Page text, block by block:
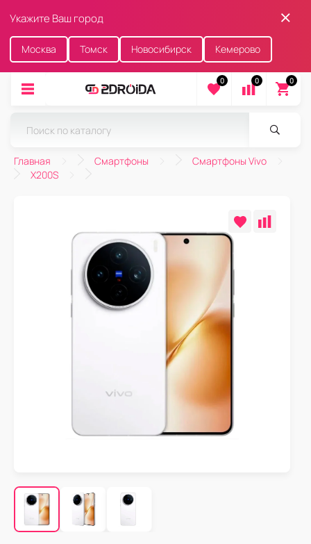
Укажите Ваш город
Москва Томск Новосибирск Кемерово
0 0 0
Главная Смартфоны
Смартфоны Vivo
X200S